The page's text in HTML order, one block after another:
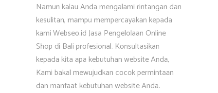
Namun kalau Anda mengalami rintangan dan
kesulitan, mampu mempercayakan kepada
kami Webseo.id Jasa Pengelolaan Online
Shop di Bali profesional. Konsultasikan
kepada kita apa kebutuhan website Anda,
Kami bakal mewujudkan cocok permintaan
dan manfaat kebutuhan website Anda.